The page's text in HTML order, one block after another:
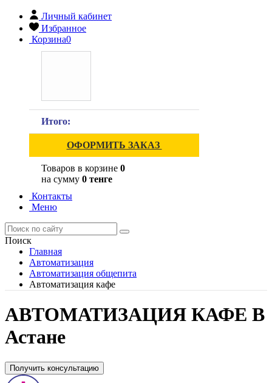
Личный кабинет
Избранное
Корзина0
Итого:
ОФОРМИТЬ ЗАКАЗ
Товаров в корзине 0
на сумму 0 тенге
Контакты
Меню
Поиск
Главная
Автоматизация
Автоматизация общепита
Автоматизация кафе
АВТОМАТИЗАЦИЯ КАФЕ В
Астане
Получить консультацию